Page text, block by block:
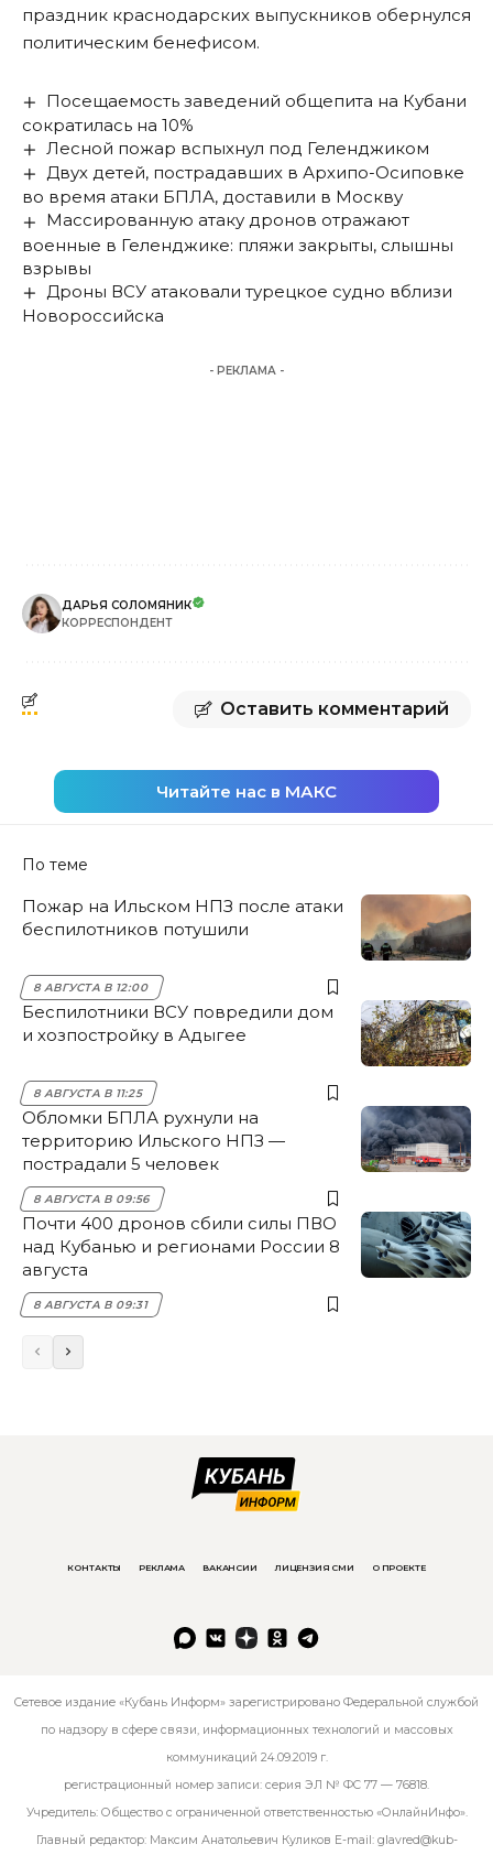
праздник краснодарских выпускников обернулся
политическим бенефисом.
Посещаемость заведений общепита на Кубани
сократилась на 10%
Лесной пожар вспыхнул под Геленджиком
Двух детей, пострадавших в Архипо-Осиповке
во время атаки БПЛА, доставили в Москву
Массированную атаку дронов отражают
военные в Геленджике: пляжи закрыты, слышны
взрывы
Дроны ВСУ атаковали турецкое судно вблизи
Новороссийска
- РЕКЛАМА -
ДАРЬЯ СОЛОМЯНИК
КОРРЕСПОНДЕНТ
Оставить комментарий
Читайте нас в МАКС
По теме
Пожар на Ильском НПЗ после атаки
беспилотников потушили
8 АВГУСТА В 12:00
Беспилотники ВСУ повредили дом
и хозпостройку в Адыгее
8 АВГУСТА В 11:25
Обломки БПЛА рухнули на
территорию Ильского НПЗ —
пострадали 5 человек
8 АВГУСТА В 09:56
Почти 400 дронов сбили силы ПВО
над Кубанью и регионами России 8
августа
8 АВГУСТА В 09:31
КОНТАКТЫ РЕКЛАМА ВАКАНСИИ ЛИЦЕНЗИЯ СМИ О ПРОЕКТЕ
Сетевое издание «Кубань Информ» зарегистрировано Федеральной службой
по надзору в сфере связи, информационных технологий и массовых
коммуникаций 24.09.2019 г.
регистрационный номер записи: серия ЭЛ № ФС 77 — 76818.
Учредитель: Общество с ограниченной ответственностью «ОнлайнИнфо».
Главный редактор: Максим Анатольевич Куликов E-mail: glavred@kub-